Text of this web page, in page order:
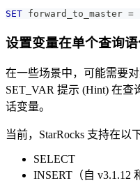
SET forward_to_master =
设置变量在单个查询
在一些场景中，可能需要
SET_VAR 提示 (Hint) 在
话变量。
当前，StarRocks 支持在以
SELECT
INSERT（自 v3.1.12